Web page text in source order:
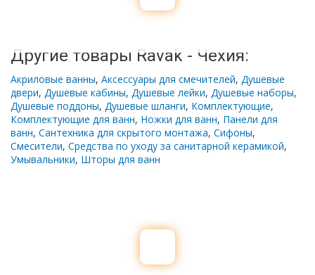
Другие товары Ravak - Чехия:
Акриловые ванны, Аксессуары для смечителей, Душевые
двери, Душевые кабины, Душевые лейки, Душевые наборы,
Душевые поддоны, Душевые шланги, Комплектующие,
Комплектующие для ванн, Ножки для ванн, Панели для
ванн, Сантехника для скрытого монтажа, Сифоны,
Смесители, Средства по уходу за санитарной керамикой,
Умывальники, Шторы для ванн